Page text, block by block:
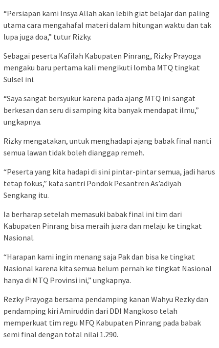
“Persiapan kami Insya Allah akan lebih giat belajar dan paling
utama cara mengahafal materi dalam hitungan waktu dan tak
lupa juga doa,” tutur Rizky.
Sebagai peserta Kafilah Kabupaten Pinrang, Rizky Prayoga
mengaku baru pertama kali mengikuti lomba MTQ tingkat
Sulsel ini.
“Saya sangat bersyukur karena pada ajang MTQ ini sangat
berkesan dan seru di samping kita banyak mendapat ilmu,”
ungkapnya.
Rizky mengatakan, untuk menghadapi ajang babak final nanti
semua lawan tidak boleh dianggap remeh.
“Peserta yang kita hadapi di sini pintar-pintar semua, jadi harus
tetap fokus,” kata santri Pondok Pesantren As’adiyah
Sengkang itu.
Ia berharap setelah memasuki babak final ini tim dari
Kabupaten Pinrang bisa meraih juara dan melaju ke tingkat
Nasional.
“Harapan kami ingin menang saja Pak dan bisa ke tingkat
Nasional karena kita semua belum pernah ke tingkat Nasional
hanya di MTQ Provinsi ini,” ungkapnya.
Rezky Prayoga bersama pendamping kanan Wahyu Rezky dan
pendamping kiri Amiruddin dari DDI Mangkoso telah
memperkuat tim regu MFQ Kabupaten Pinrang pada babak
semi final dengan total nilai 1.290.